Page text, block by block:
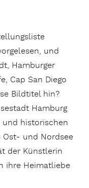
und
Hamburger
Cap San Diego
Bildtitel hin?
Hamburg
und historischen
Ost- und Nordsee
der Künstlerin
ihre Heimatliebe